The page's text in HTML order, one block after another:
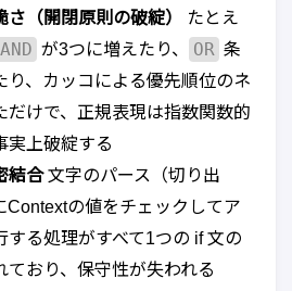
（開閉原則の破綻）
たとえ
AND が3つに増えたり、 OR 条
り、カッコによる優先順位のネ
だけで、正規表現は指数関数的
実上破綻する
結合文字のパース（切り出
Contextの値をチェックしてア
する処理がすべて1つの if 文の
ており、保守性が失われる